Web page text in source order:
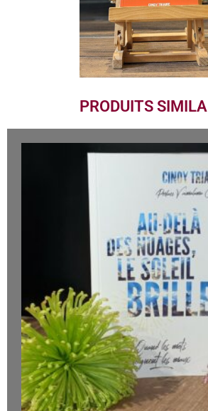
PRODUITS